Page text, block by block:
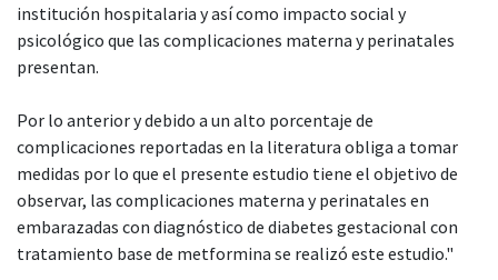
institución hospitalaria y así como impacto social y
psicológico que las complicaciones materna y perinatales
presentan.
Por lo anterior y debido a un alto porcentaje de
complicaciones reportadas en la literatura obliga a tomar
medidas por lo que el presente estudio tiene el objetivo de
observar, las complicaciones materna y perinatales en
embarazadas con diagnóstico de diabetes gestacional con
tratamiento base de metformina se realizó este estudio."